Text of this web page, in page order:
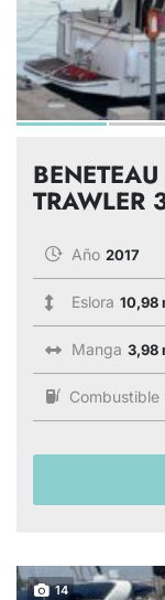
TRAWLER
Año 2017
Eslora 10,98
Manga 3,98
Combustible
14